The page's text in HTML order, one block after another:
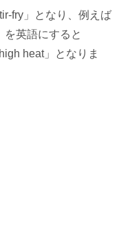
fry」となり、例えば
を英語にすると
heat」となりま